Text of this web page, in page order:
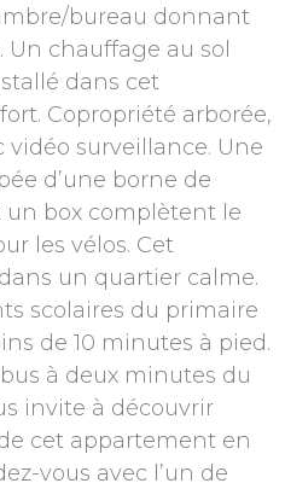
bureau donnant
chauffage au sol
dans cet
Copropriété arborée,
vidéo surveillance. Une
d’une borne de
box complètent le
les vélos. Cet
un quartier calme.
scolaires du primaire
de 10 minutes à pied.
à deux minutes du
invite à découvrir
cet appartement en
vous avec l’un de